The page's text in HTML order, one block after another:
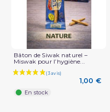
Bâton de Siwak naturel –
Miswak pour l’hygiène...
1,00 €
En stock